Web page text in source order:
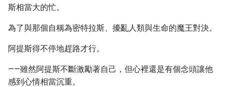
斯相當大的忙。
為了與那個自稱為密特拉斯、擾亂人類與生命的魔王對決。
阿提斯得不停地趕路才行。
——雖然阿提斯不斷激勵著自己，但心裡還是有個念頭讓他
感到心情相當沉重。